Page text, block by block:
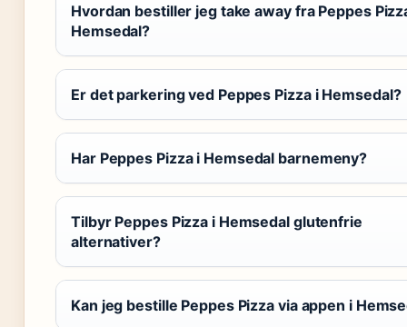
Hvordan bestiller jeg take away fra Peppes
Hemsedal?
Er det parkering ved Peppes Pizza i Hemsedal?
Har Peppes Pizza i Hemsedal barnemeny?
Tilbyr Peppes Pizza i Hemsedal glutenfrie
alternativer?
Kan jeg bestille Peppes Pizza via appen i